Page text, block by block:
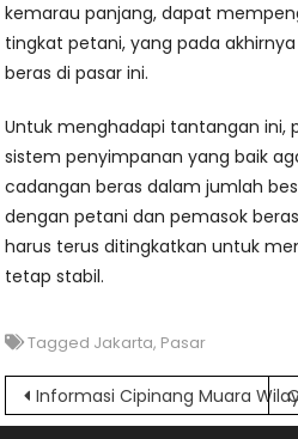
kemarau panjang, dapat
tingkat petani, yang pada
beras di pasar ini.
Untuk menghadapi tantangan ini,
sistem penyimpanan yang baik
cadangan beras dalam jumlah
dengan petani dan pemasok
harus terus ditingkatkan untuk
tetap stabil.
Tagged Jakarta, Pasar
Navigasi
Informasi Cipinang Muara